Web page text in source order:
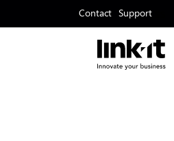
Contact Support